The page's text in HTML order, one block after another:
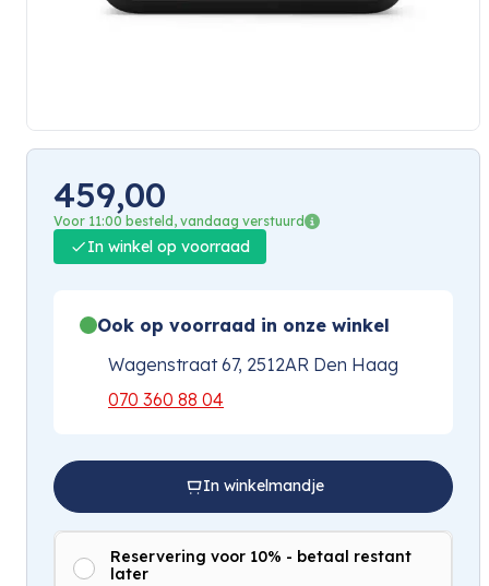
459,00
Voor 11:00 besteld, vandaag verstuurd
In winkel op voorraad
Ook op voorraad in onze winkel
Wagenstraat 67, 2512AR Den Haag
070 360 88 04
In winkelmandje
Reservering voor 10% - betaal restant
later